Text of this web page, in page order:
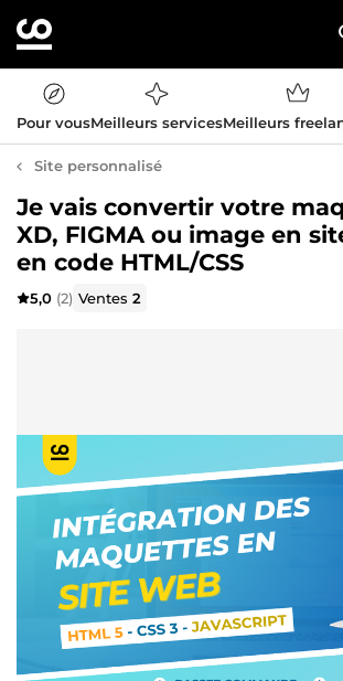
Pour vousMeilleurs servicesMeilleurs
Site personnalisé
Je vais convertir votre
XD, FIGMA ou image en
en code HTML/CSS
5,0 (2) Ventes2